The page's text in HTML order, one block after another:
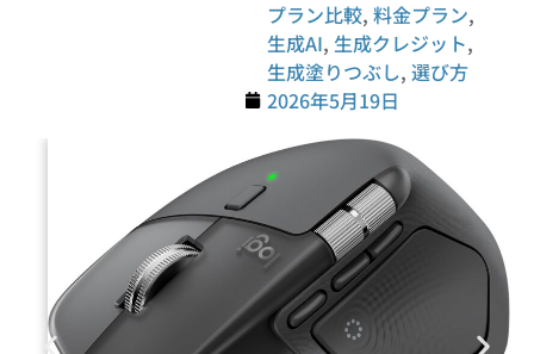
プラン比較,料金プラン,
生成AI, 生成クレジット,
生成塗りつぶし,選び方
2026年5月19日